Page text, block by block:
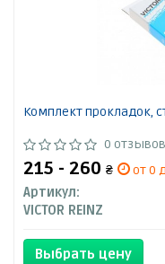
Комплект прокладок,
0 отзывов
215 - 260 ₴
от 0
Артикул:
VICTOR REINZ
Выбрать цену